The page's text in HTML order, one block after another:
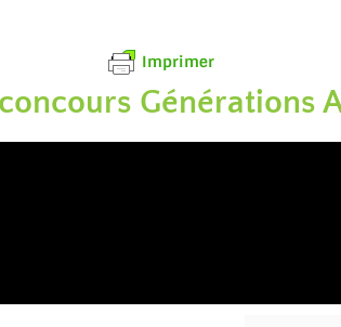
Imprimer
Générations